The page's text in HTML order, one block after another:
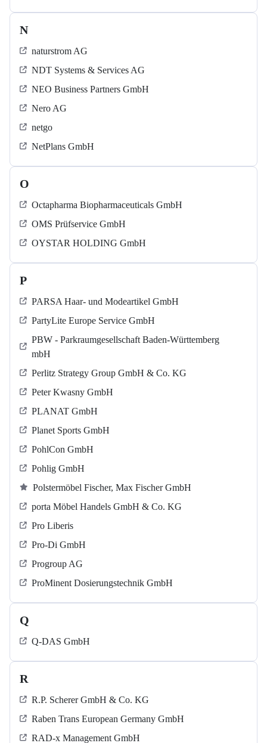
N
naturstrom AG
NDT Systems & Services AG
NEO Business Partners GmbH
Nero AG
netgo
NetPlans GmbH
O
Octapharma Biopharmaceuticals GmbH
OMS Prüfservice GmbH
OYSTAR HOLDING GmbH
P
PARSA Haar- und Modeartikel GmbH
PartyLite Europe Service GmbH
PBW - Parkraumgesellschaft Baden-Württemberg
mbH
Perlitz Strategy Group GmbH & Co. KG
Peter Kwasny GmbH
PLANAT GmbH
Planet Sports GmbH
PohlCon GmbH
Pohlig GmbH
Polstermöbel Fischer, Max Fischer GmbH
porta Möbel Handels GmbH & Co. KG
Pro Liberis
Pro-Di GmbH
Progroup AG
ProMinent Dosierungstechnik GmbH
Q
Q-DAS GmbH
R
R.P. Scherer GmbH & Co. KG
Raben Trans European Germany GmbH
RAD-x Management GmbH